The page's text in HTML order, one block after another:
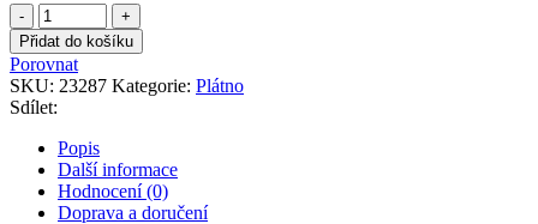
Plátno
korálově
červené
hedvábné
množství
Přidat do košíku
Porovnat
SKU: 23287 Kategorie: Plátno
Sdílet:
Popis
Další informace
Hodnocení (0)
Doprava a doručení